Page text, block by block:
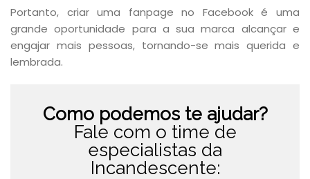
Portanto, criar uma fanpage no Facebook é uma
grande oportunidade para a sua marca alcançar e
engajar mais pessoas, tornando-se mais querida e
lembrada.
Como podemos te ajudar?
Fale com o time de
especialistas da
Incandescente: